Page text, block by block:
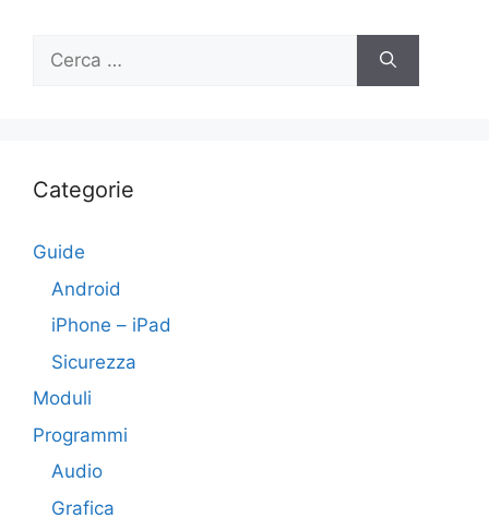
Ricerca
Categorie
Guide
Android
iPhone – iPad
Sicurezza
Moduli
Programmi
Audio
Grafica